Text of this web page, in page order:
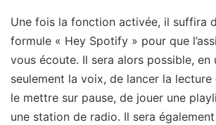
Une fois la fonction activée, il suffira
formule « Hey Spotify » pour que
vous écoute. Il sera alors possible, en
seulement la voix, de lancer la lecture
le mettre sur pause, de jouer une
une station de radio. Il sera